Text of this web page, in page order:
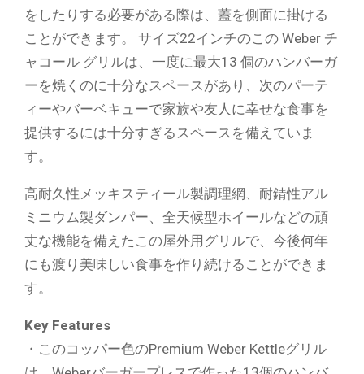
をしたりする必要がある際は、蓋を側面に掛ける
ことができます。 サイズ22インチのこの Weber チ
ャコール グリルは、一度に最大13 個のハンバーガ
ーを焼くのに十分なスペースがあり、次のパーテ
ィーやバーベキューで家族や友人に幸せな食事を
提供するには十分すぎるスペースを備えていま
す。
高耐久性メッキスティール製調理網、耐錆性アル
ミニウム製ダンパー、全天候型ホイールなどの頑
丈な機能を備えたこの屋外用グリルで、今後何年
にも渡り美味しい食事を作り続けることができま
す。
Key Features
・このコッパー色のPremium Weber Kettleグリル